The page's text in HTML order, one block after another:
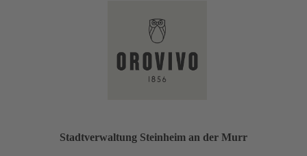
Stadtverwaltung Steinheim an der Murr